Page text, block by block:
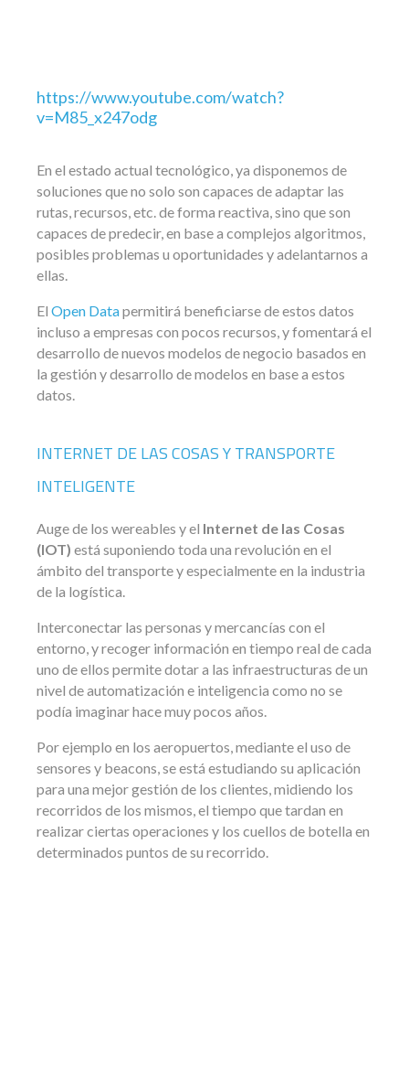
https://www.youtube.com/watch?
v=M85_x247odg
En el estado actual tecnológico, ya disponemos de
soluciones que no solo son capaces de adaptar las
rutas, recursos, etc. de forma reactiva, sino que son
capaces de predecir, en base a complejos algoritmos,
posibles problemas u oportunidades y adelantarnos a
ellas.
El Open Datapermitirá beneficiarse de estos datos
incluso a empresas con pocos recursos, y fomentará el
desarrollo de nuevos modelos de negocio basados en
la gestión y desarrollo de modelos en base a estos
datos.
INTERNET DE LAS COSAS Y TRANSPORTE
INTELIGENTE
Auge de los wereables y el Internet de las Cosas
(IOT) está suponiendo toda una revolución en el
ámbito del transporte y especialmente en la industria
de la logística.
Interconectar las personas y mercancías con el
entorno, y recoger información en tiempo real de cada
uno de ellos permite dotar a las infraestructuras de un
nivel de automatización e inteligencia como no se
podía imaginar hace muy pocos años.
Por ejemplo en los aeropuertos, mediante el uso de
sensores y beacons, se está estudiando su aplicación
para una mejor gestión de los clientes, midiendo los
recorridos de los mismos, el tiempo que tardan en
realizar ciertas operaciones y los cuellos de botella en
determinados puntos de su recorrido.